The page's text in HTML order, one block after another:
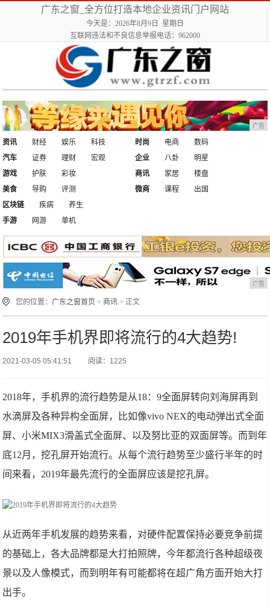
广东之窗_全方位打造本地企业资讯门户网站
今天是：2026年8月9日 星期日
互联网违法和不良信息举报电话：962000
广告
资讯 财经 娱乐
科技
汽车
证券 理财 宏观
时尚 电商
数码
企业
八卦
明星
游戏
护肤
彩妆
美食
导购 评测
商讯 家居
楼盘
微商
课程
出国
区块链
疾病
养生
手游
网游 单机
广告
您的位置： 广东之窗首页 > 商讯 > 正文
2019年手机界即将流行的4大趋势!
2021-03-05 05:41:51 阅读：1225
2018年，手机界的流行趋势是从18：9全面屏转向刘海屏再到
水滴屏及各种异构全面屏，比如像vivo NEX的电动弹出式全面
屏、小米MIX3滑盖式全面屏、以及努比亚的双面屏等。而到年
底12月，挖孔屏开始流行。从每个流行趋势至少盛行半年的时
间来看，2019年最先流行的全面屏应该是挖孔屏。
从近两年手机发展的趋势来看，对硬件配置保持必要竞争前提
的基础上，各大品牌都是大打拍照牌，今年都流行各种超级夜
景以及人像模式，而到明年有可能都将在超广角方面开始大打
出手。